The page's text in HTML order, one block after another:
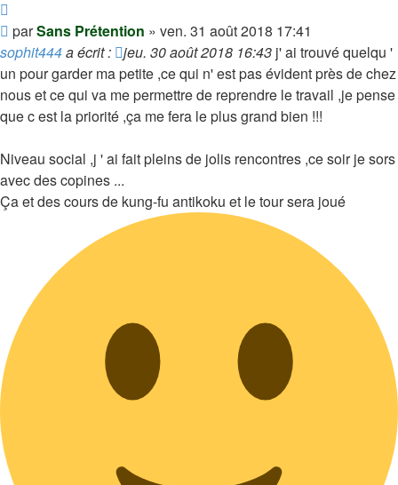
Message
parSans Prétention » ven. 31 août 2018 17:41
sophit444a écrit : jeu. 30 août 2018 16:43 j' ai trouvé quelqu '
un pour garder ma petite ,ce qui n' est pas évident près de chez
nous et ce qui va me permettre de reprendre le travail ,je pense
que c est la priorité ,ça me fera le plus grand bien !!!
Niveau social ,j ' ai fait pleins de jolis rencontres ,ce soir je sors
avec des copines ...
Ça et des cours de kung-fu antikoku et le tour sera joué